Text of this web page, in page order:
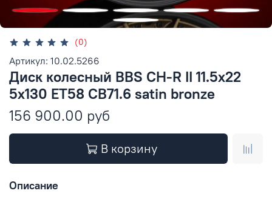
(0)
Артикул: 10.02.5266
Диск колесный BBS CH-R II 11.5x22
5x130 ET58 CB71.6 satin bronze
156 900.00 руб
В корзину
Описание